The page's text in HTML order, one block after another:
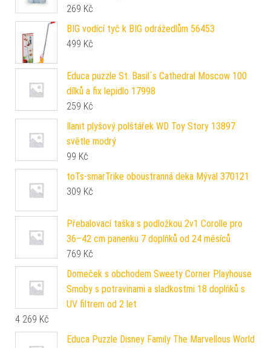
269 Kč
BIG vodící tyč k BIG odrážedlům 56453
499 Kč
Educa puzzle St. Basil´s Cathedral Moscow 100
dílků a fix lepidlo 17998
259 Kč
Ilanit plyšový polštářek WD Toy Story 13897
světle modrý
99 Kč
toTs-smarTrike oboustranná deka Mýval 370121
309 Kč
Přebalovací taška s podložkou 2v1 Corolle pro
36–42 cm panenku 7 doplňků od 24 měsíců
769 Kč
Domeček s obchodem Sweety Corner Playhouse
Smoby s potravinami a sladkostmi 18 doplňků s
UV filtrem od 2 let
4 269 Kč
Educa Puzzle Disney Family The Marvellous World